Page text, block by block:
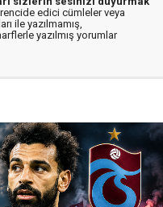
edici cümleler veya
ile yazılmamış,
yazılmış yorumlar